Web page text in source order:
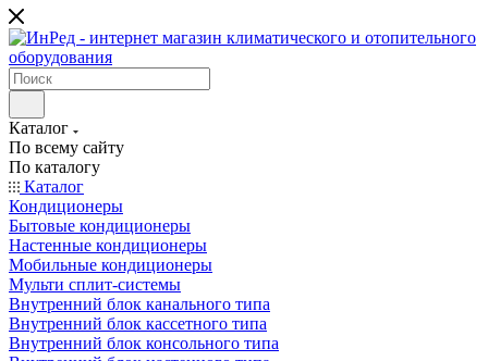
Каталог
По всему сайту
По каталогу
Каталог
Кондиционеры
Бытовые кондиционеры
Настенные кондиционеры
Мобильные кондиционеры
Мульти сплит-системы
Внутренний блок канального типа
Внутренний блок кассетного типа
Внутренний блок консольного типа